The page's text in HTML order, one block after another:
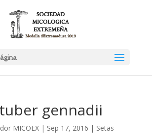
gennadii
MICOEX| Sep 17, 2016 | Setas